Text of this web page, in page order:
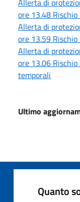
ore 13.48
Allerta di
ore 13.59
Allerta di
ore 13.06
temporali
Ultimo
Quanto